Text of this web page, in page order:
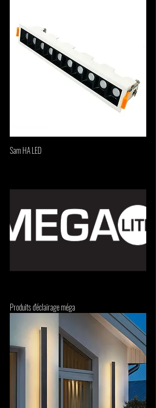
Sam HA LED
Produits d'éclairage méga